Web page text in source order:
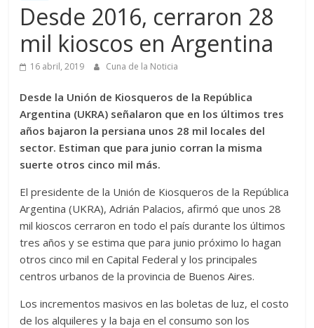
Desde 2016, cerraron 28
mil kioscos en Argentina
16 abril, 2019 Cuna de la Noticia
Desde la Unión de Kiosqueros de la República
Argentina (UKRA) señalaron que en los últimos tres
años bajaron la persiana unos 28 mil locales del
sector. Estiman que para junio corran la misma
suerte otros cinco mil más.
El presidente de la Unión de Kiosqueros de la República
Argentina (UKRA), Adrián Palacios, afirmó que unos 28
mil kioscos cerraron en todo el país durante los últimos
tres años y se estima que para junio próximo lo hagan
otros cinco mil en Capital Federal y los principales
centros urbanos de la provincia de Buenos Aires.
Los incrementos masivos en las boletas de luz, el costo
de los alquileres y la baja en el consumo son los